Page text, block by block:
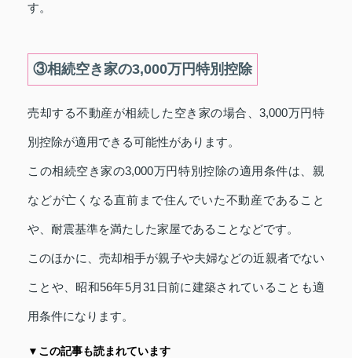
す。
③相続空き家の3,000万円特別控除
売却する不動産が相続した空き家の場合、3,000万円特
別控除が適用できる可能性があります。
この相続空き家の3,000万円特別控除の適用条件は、親
などが亡くなる直前まで住んでいた不動産であること
や、耐震基準を満たした家屋であることなどです。
このほかに、売却相手が親子や夫婦などの近親者でない
ことや、昭和56年5月31日前に建築されていることも適
用条件になります。
▼この記事も読まれています